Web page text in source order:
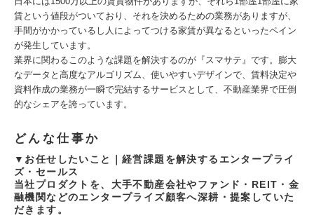
賃という値段がついており、それを決めるための業務がありますが、
手間がかかっているし人によってつける家賃が異なるといったペイン
が発生しています。
業界に関わるこのような課題を解決するのが『スマサテ』です。膨大
なデータと高度なアルゴリズム、使いやすいデザインで、賃料決定や
資料作成の業務が一瞬で完結するサービスとして、不動産業界で圧倒
的なシェアを誇っています。
どんな仕事か
▼お任せしたいこと｜経営課題を解決するエンタープライ
ズ・セールス
当社プロダクトを、大手不動産会社やファンド・REIT・金
融機関などのエンタープライズ顧客へ深耕・提案していた
だきます。